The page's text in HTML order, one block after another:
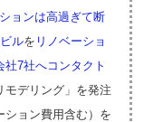
ョンは高過ぎて断
ルを リノベーショ
社7社へコンタクト
モデリング」を発注
ション費用含む）を